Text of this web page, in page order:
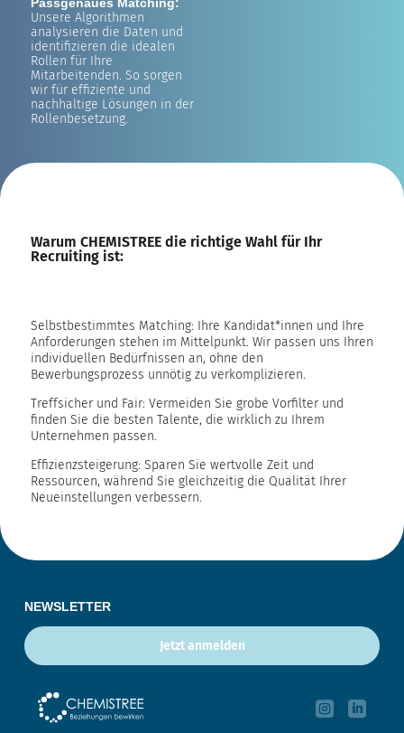
Passgenaues Matching:
Unsere Algorithmen
analysieren die Daten und
identifizieren die idealen
Rollen für Ihre
Mitarbeitenden. So sorgen
wir für effiziente und
nachhaltige Lösungen in der
Rollenbesetzung.
Warum CHEMISTREE die richtige Wahl für Ihr
Recruiting ist:
Selbstbestimmtes Matching: Ihre Kandidat*innen und Ihre
Anforderungen stehen im Mittelpunkt. Wir passen uns Ihren
individuellen Bedürfnissen an, ohne den
Bewerbungsprozess unnötig zu verkomplizieren.
Treffsicher und Fair: Vermeiden Sie grobe Vorfilter und
finden Sie die besten Talente, die wirklich zu Ihrem
Unternehmen passen.
Effizienzsteigerung: Sparen Sie wertvolle Zeit und
Ressourcen, während Sie gleichzeitig die Qualität Ihrer
Neueinstellungen verbessern.
NEWSLETTER
Jetzt anmelden
 ‎ ‎ ‎ ‎ 